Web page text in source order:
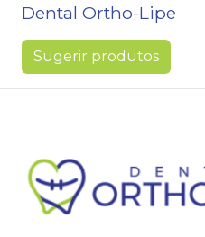
Dental Ortho-Lipe
Sugerir produtos